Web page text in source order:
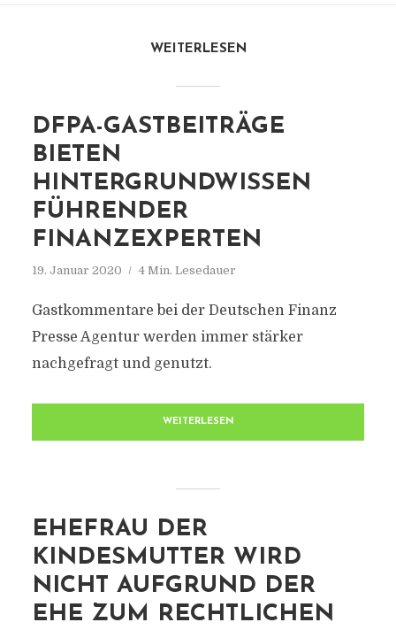
WEITERLESEN
DFPA-GASTBEITRÄGE
BIETEN
HINTERGRUNDWISSEN
FÜHRENDER
FINANZEXPERTEN
19. Januar 2020 4 Min. Lesedauer
Gastkommentare bei der Deutschen Finanz
Presse Agentur werden immer stärker
nachgefragt und genutzt.
WEITERLESEN
EHEFRAU DER
KINDESMUTTER WIRD
NICHT AUFGRUND DER
EHE ZUM RECHTLICHEN